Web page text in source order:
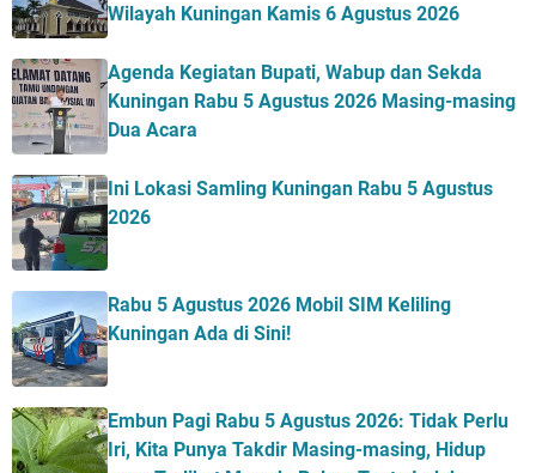
Wilayah Kuningan Kamis 6 Agustus 2026
Agenda Kegiatan Bupati, Wabup dan Sekda
Kuningan Rabu 5 Agustus 2026 Masing-masing
Dua Acara
Ini Lokasi Samling Kuningan Rabu 5 Agustus
2026
Rabu 5 Agustus 2026 Mobil SIM Keliling
Kuningan Ada di Sini!
Embun Pagi Rabu 5 Agustus 2026: Tidak Perlu
Iri, Kita Punya Takdir Masing-masing, Hidup